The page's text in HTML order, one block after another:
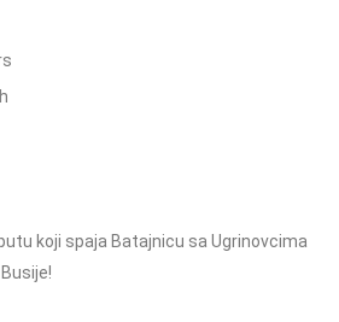
koji spaja Batajnicu sa Ugrinovcima